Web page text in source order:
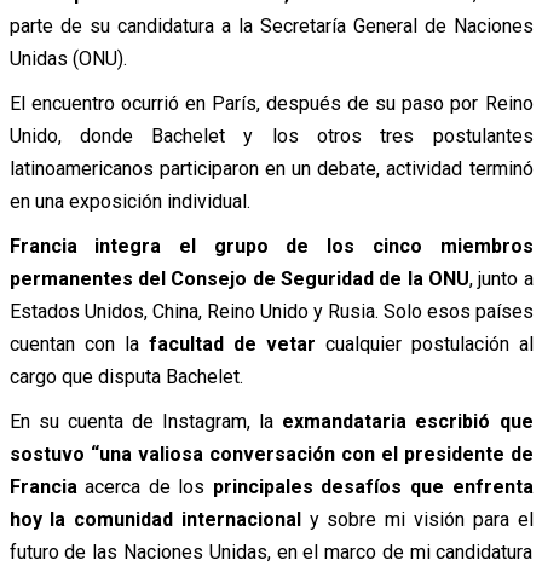
parte de su candidatura a la Secretaría General de Naciones
Unidas (ONU).
El encuentro ocurrió en París, después de su paso por Reino
Unido, donde Bachelet y los otros tres postulantes
latinoamericanos participaron en un debate, actividad terminó
en una exposición individual.
Francia integra el grupo de los cinco miembros
permanentes del Consejo de Seguridad de la ONU, junto a
Estados Unidos, China, Reino Unido y Rusia. Solo esos países
cuentan con la facultad de vetar cualquier postulación al
cargo que disputa Bachelet.
En su cuenta de Instagram, la exmandataria escribió que
sostuvo “una valiosa conversación con el presidente de
Francia acerca de los principales desafíos que enfrenta
hoy la comunidad internacional y sobre mi visión para el
futuro de las Naciones Unidas, en el marco de mi candidatura